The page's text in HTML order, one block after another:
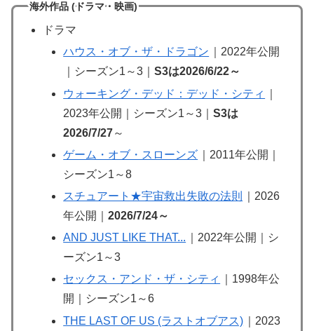
海外作品 (ドラマ・映画)
ドラマ
ハウス・オブ・ザ・ドラゴン
｜2022年公開
｜シーズン1～3｜S3は2026/6/22～
ウォーキング・デッド：デッド・シティ
2023年公開｜シーズン1～3｜S3は
2026/7/27～
ゲーム・オブ・スローンズ ｜2011年公開｜
シーズン1～8
スチュアート★宇宙救出失敗の法則
｜2026
年公開｜2026/7/24～
AND JUST LIKE THAT...
｜2022年公開｜シ
ーズン1～3
セックス・アンド・ザ・シティ
｜1998年公
開｜シーズン1～6
THE LAST OF US (ラストオブアス) ｜2023